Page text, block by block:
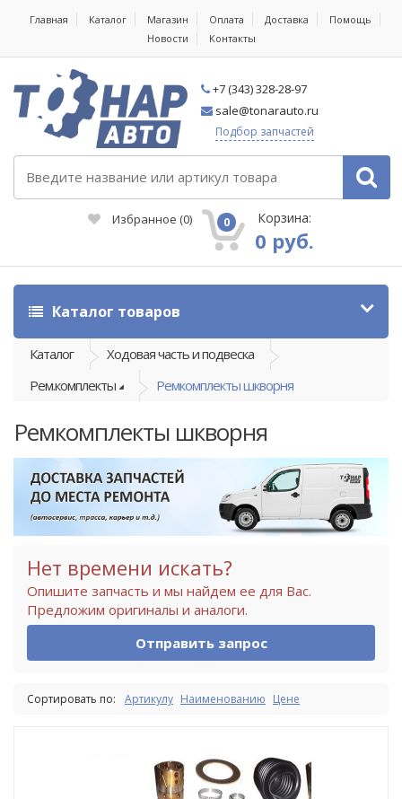
Главная Каталог Магазин Оплата Доставка
Помощь
Новости
Контакты
+7 (343) 328-28-97
sale@tonarauto.ru
Подбор запчастей
Избранное (0) 0 Корзина:
0 руб.
Каталог товаров
Каталог
Ходовая часть и подвеска
Рем.комплекты
Ремкомплекты шкворня
Ремкомплекты шкворня
Нет времени искать?
Опишите запчасть и мы найдем ее для Вас.
Предложим оригиналы и аналоги.
Отправить запрос
Сортировать по: Артикулу Наименованию Цене